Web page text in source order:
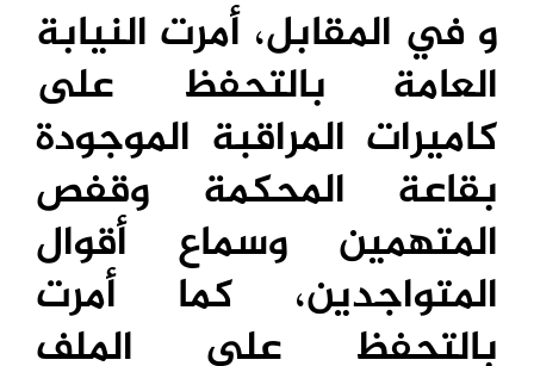
و في المقابل، أمرت النيابة
العامة بالتحفظ على
كاميرات المراقبة الموجودة
بقاعة المحكمة وقفص
المتهمين وسماع أقوال
المتواجدين، كما أمرت
بالتحفظ على الملف